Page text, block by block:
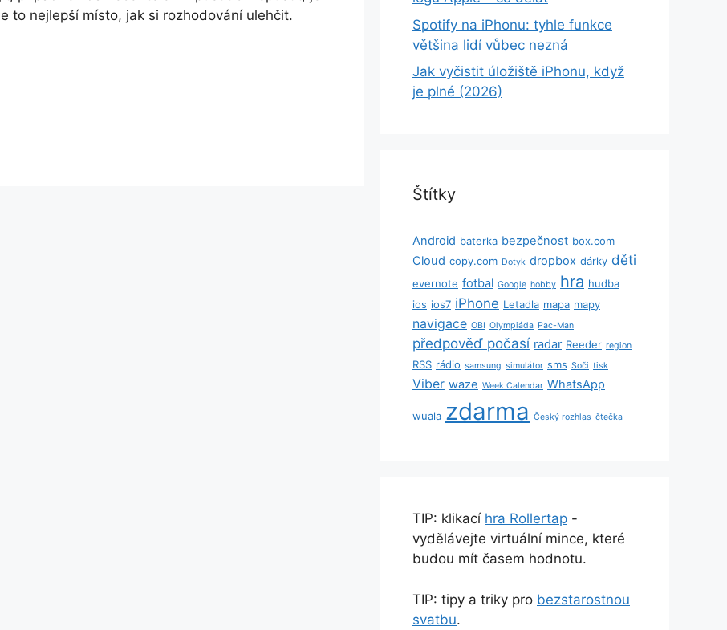
to nejlepší místo, jak si rozhodování ulehčit.
Spotify na iPhonu: tyhle funkce
většina lidí vůbec nezná
Jak vyčistit úložiště iPhonu, když
je plné (2026)
Štítky
Android baterka bezpečnost box.com
Cloud copy.com Dotyk dropbox dárky děti
evernote fotbal Google hobby hra hudba
ios ios7 iPhone Letadla mapa mapy
navigace OBI Olympiáda Pac-Man
předpověď počasí radar Reeder region
RSS rádio samsung simulátor sms Soči tisk
Viber waze Week Calendar WhatsApp
wuala zdarma Český rozhlas čtečka
TIP: klikací hra Rollertap -
vydělávejte virtuální mince, které
budou mít časem hodnotu.
TIP: tipy a triky pro bezstarostnou
svatbu.